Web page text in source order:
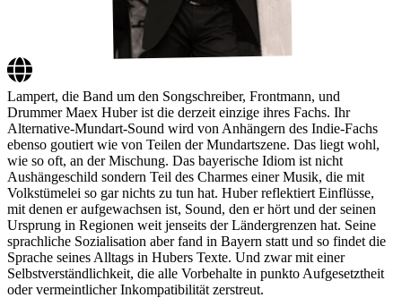
Lampert, die Band um den Songschreiber, Frontmann, und
Drummer Maex Huber ist die derzeit einzige ihres Fachs. Ihr
Alternative-Mundart-Sound wird von Anhängern des Indie-Fachs
ebenso goutiert wie von Teilen der Mundartszene. Das liegt wohl,
wie so oft, an der Mischung. Das bayerische Idiom ist nicht
Aushängeschild sondern Teil des Charmes einer Musik, die mit
Volkstümelei so gar nichts zu tun hat. Huber reflektiert Einflüsse,
mit denen er aufgewachsen ist, Sound, den er hört und der seinen
Ursprung in Regionen weit jenseits der Ländergrenzen hat. Seine
sprachliche Sozialisation aber fand in Bayern statt und so findet die
Sprache seines Alltags in Hubers Texte. Und zwar mit einer
Selbstverständlichkeit, die alle Vorbehalte in punkto Aufgesetztheit
oder vermeintlicher Inkompatibilität zerstreut.